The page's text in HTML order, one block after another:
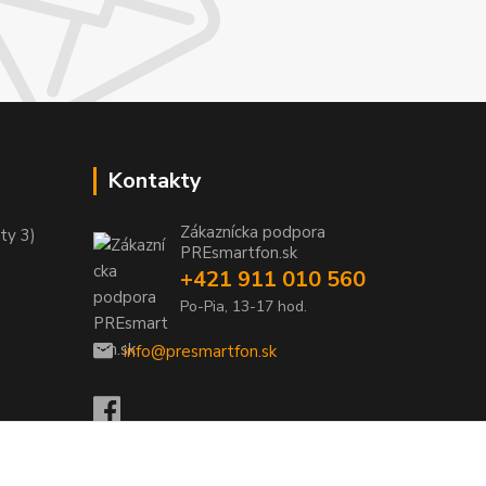
3)
Kontakty
Zákaznícka podpora
PREsmartfon.sk
+421 911 010 560
Po-Pia, 13-17 hod.
info@presmartfon.sk